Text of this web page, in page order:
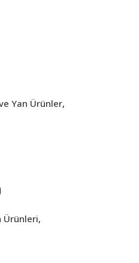
Yan Ürünler,
Ürünleri,